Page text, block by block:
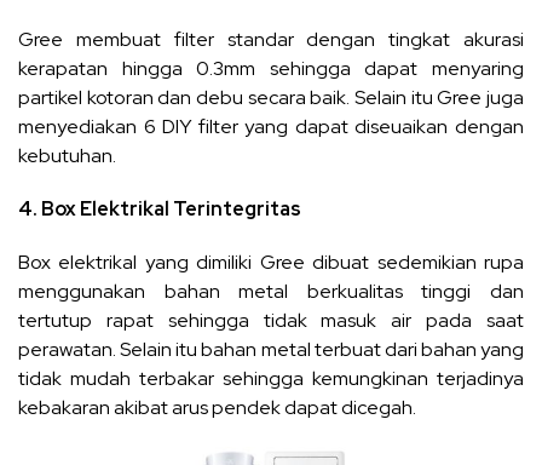
Gree membuat filter standar dengan tingkat akurasi
kerapatan hingga 0.3mm sehingga dapat menyaring
partikel kotoran dan debu secara baik. Selain itu Gree juga
menyediakan 6 DIY filter yang dapat diseuaikan dengan
kebutuhan.
4. Box Elektrikal Terintegritas
Box elektrikal yang dimiliki Gree dibuat sedemikian rupa
menggunakan bahan metal berkualitas tinggi dan
tertutup rapat sehingga tidak masuk air pada saat
perawatan. Selain itu bahan metal terbuat dari bahan yang
tidak mudah terbakar sehingga kemungkinan terjadinya
kebakaran akibat arus pendek dapat dicegah.